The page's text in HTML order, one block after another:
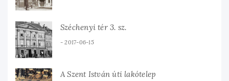
Széchenyi tér 3. sz.
2017-06-15
A Szent István úti lakótelep